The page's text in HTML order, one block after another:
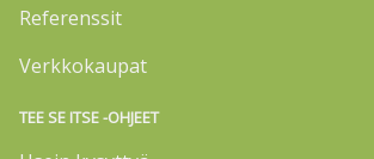
Referenssit
Verkkokaupat
TEE SE ITSE -OHJEET